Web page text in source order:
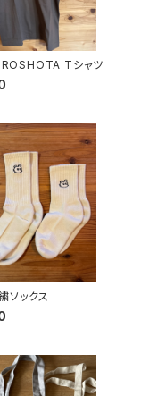
Tシャツ
ソックス